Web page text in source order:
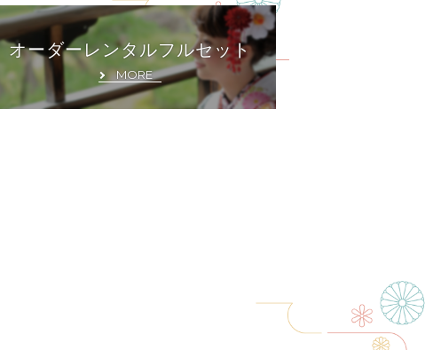
オーダーレンタルフルセット
MORE